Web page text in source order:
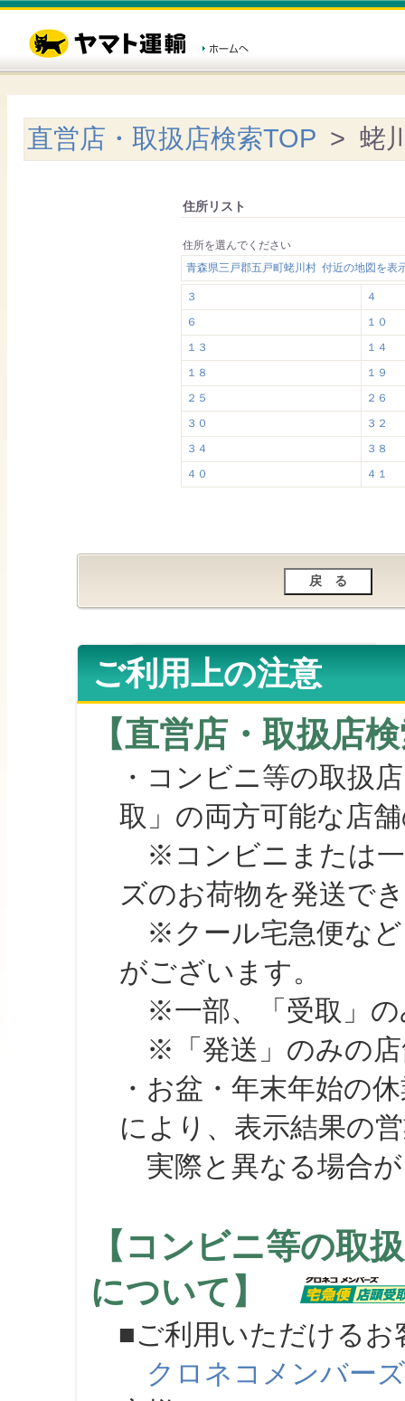
直営店・取扱店検索TOP > 蛯
住所リスト
住所を選んでください
青森県三戸郡五戸町蛯川村 付近の地図を表
３
４
６
１０
１３
１４
１８
１９
２５
２６
３０
３２
３４
３８
４０
４１
ご利用上の注意
【直営店・取扱店
・コンビニ等の取扱
取」の両方可能な店
※コンビニまたは一
ズのお荷物を発送で
※クール宅急便など
がございます。
※一部、「受取」の
※「発送」のみの店
・お盆・年末年始の
により、表示結果の
実際と異なる場合が
【コンビニ等の取
について】
■ご利用いただけるお
クロネコメンバーズ